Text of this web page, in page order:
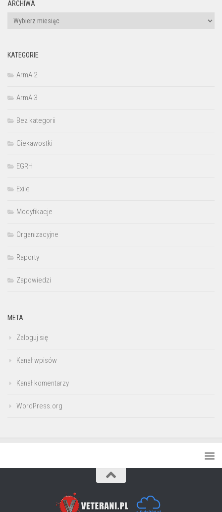
ARCHIWA
Archiwa
KATEGORIE
ArmA 2
ArmA 3
Bez kategorii
Ciekawostki
EGRH
Exile
Modyfikacje
Organizacyjne
Raporty
Zapowiedzi
META
Zaloguj się
Kanał wpisów
Kanał komentarzy
WordPress.org